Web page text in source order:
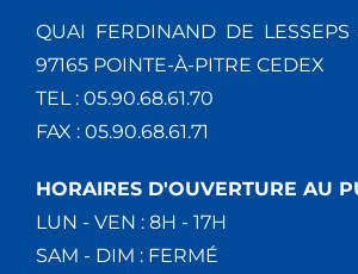
QUAI FERDINAND DE
97165 POINTE-À-PITRE CEDEX
TEL : 05.90.68.61.70
FAX : 05.90.68.61.71
HORAIRES D'OUVERTURE AU
LUN - VEN : 8H - 17H
SAM - DIM : FERMÉ